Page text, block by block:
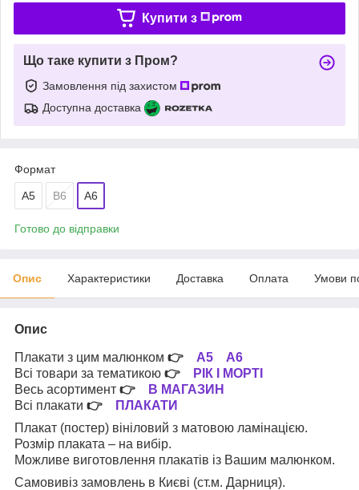
Купити з
Що таке купити з Пром?
Замовлення під захистом
Доступна доставка
Формат
A5 В6 А6
Готово до відправки
Опис Характеристики Доставка Оплата Умови
Опис
Плакати з цим малюнком 👉 А5
А6
Всі товари за тематикою 👉
РІК І МОРТІ
Весь асортимент 👉
В МАГАЗИН
Всі плакати 👉
ПЛАКАТИ
Плакат (постер) вініловий з матовою ламінацією.
Розмір плаката – на вибір.
Можливе виготовлення плакатів із Вашим малюнком.
Самовивіз замовлень в Києві (ст.м. Дарниця).